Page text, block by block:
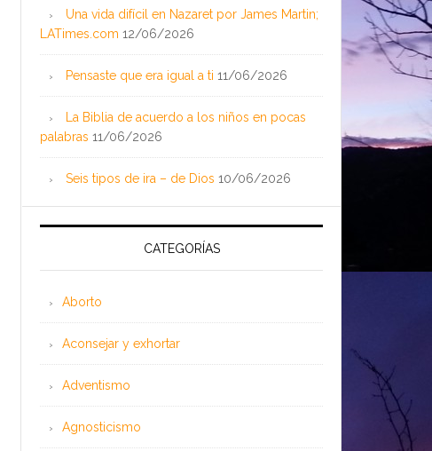
Una vida difícil en Nazaret por James Martin;
LATimes.com 12/06/2026
Pensaste que era igual a ti 11/06/2026
La Biblia de acuerdo a los niños en pocas
palabras 11/06/2026
Seis tipos de ira – de Dios 10/06/2026
CATEGORÍAS
Aborto
Aconsejar y exhortar
Adventismo
Agnosticismo